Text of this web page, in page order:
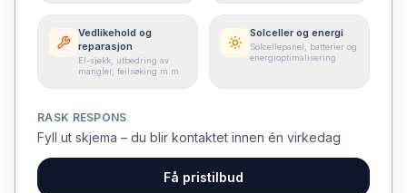
Vedlikehold og
reparasjon
El-sjekk, utbedring av
mangler, feilsøking m.m.
Solceller og energi
Solcellepanel, batterier og
energioptimalisering
RASK RESPONS
Fyll ut skjema – du blir kontaktet innen én virkedag
Få pristilbud